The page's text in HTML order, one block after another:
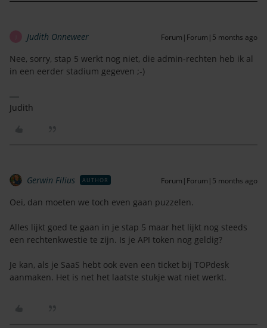
Judith Onneweer Forum|Forum|5 months ago
Nee, sorry, stap 5 werkt nog niet, die admin-rechten heb ik al
in een eerder stadium gegeven ;-)
Judith
Gerwin Filius AUTHOR Forum|Forum|5 months ago
Oei, dan moeten we toch even gaan puzzelen.
Alles lijkt goed te gaan in je stap 5 maar het lijkt nog steeds
een rechtenkwestie te zijn. Is je API token nog geldig?
Je kan, als je SaaS hebt ook even een ticket bij TOPdesk
aanmaken. Het is net het laatste stukje wat niet werkt.